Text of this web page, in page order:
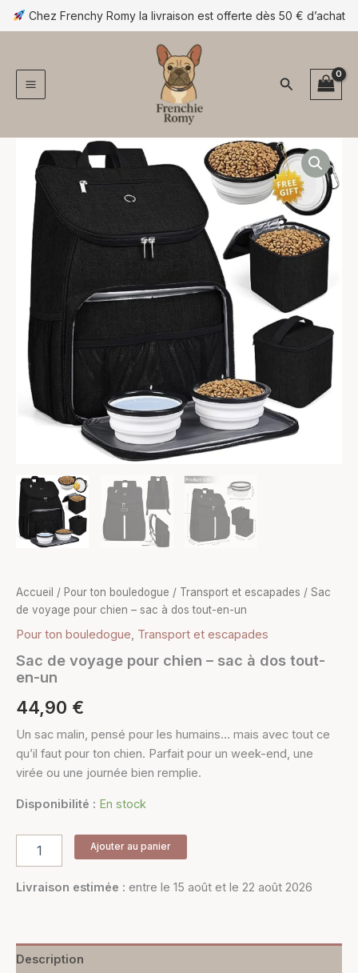
Aller
au
Chez Frenchy Romy la livraison est offerte dès 50 € d’achat
Rechercher
Accueil / Pour ton bouledogue / Transport et escapades / Sac
de voyage pour chien – sac à dos tout-en-un
Pour ton bouledogue, Transport et escapades
Sac de voyage pour chien – sac à dos tout-
en-un
44,90 €
Un sac malin, pensé pour les humains… mais avec tout ce
qu’il faut pour ton chien. Parfait pour un week-end, une
virée ou une journée bien remplie.
Disponibilité : En stock
Sac
voyage
pour
chien
sac
dos
tout-
en-
Ajouter au panier
Livraison estimée : entre le 15 août et le 22 août 2026
Description